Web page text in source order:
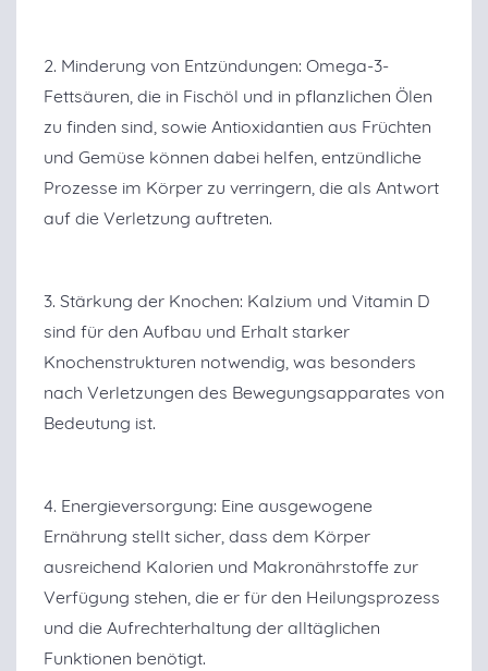
2. Minderung von Entzündungen: Omega-3-
Fettsäuren, die in Fischöl und in pflanzlichen Ölen
zu finden sind, sowie Antioxidantien aus Früchten
und Gemüse können dabei helfen, entzündliche
Prozesse im Körper zu verringern, die als Antwort
auf die Verletzung auftreten.
3. Stärkung der Knochen: Kalzium und Vitamin D
sind für den Aufbau und Erhalt starker
Knochenstrukturen notwendig, was besonders
nach Verletzungen des Bewegungsapparates von
Bedeutung ist.
4. Energieversorgung: Eine ausgewogene
Ernährung stellt sicher, dass dem Körper
ausreichend Kalorien und Makronährstoffe zur
Verfügung stehen, die er für den Heilungsprozess
und die Aufrechterhaltung der alltäglichen
Funktionen benötigt.